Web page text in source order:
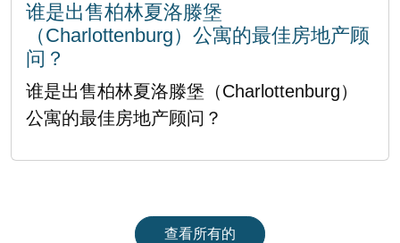
谁是出售柏林夏洛滕堡
（Charlottenburg）公寓的最佳房地产顾
问？
谁是出售柏林夏洛滕堡（Charlottenburg）
公寓的最佳房地产顾问？
查看所有的